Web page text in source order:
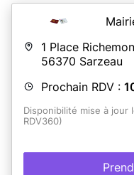
1 Place
56370 Sarzeau
Prochain RDV :
Disponibilité mise à jour
RDV360)